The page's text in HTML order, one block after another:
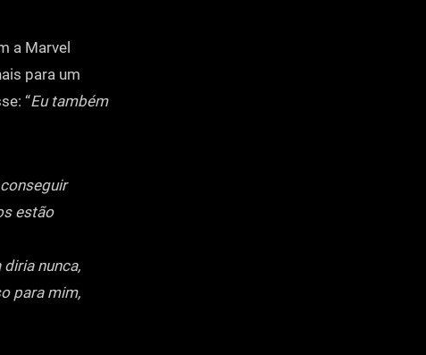
a Marvel
para um
“Eu também
estão
nunca,
para mim,